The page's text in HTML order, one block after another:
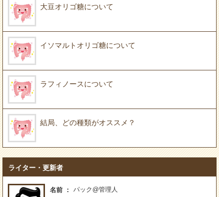
大豆オリゴ糖について
イソマルトオリゴ糖について
ラフィノースについて
結局、どの種類がオススメ？
ライター・更新者
名前
パック@管理人